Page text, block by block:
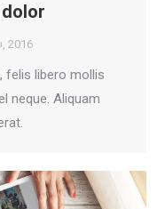
2016
felis libero mollis
neque. Aliquam